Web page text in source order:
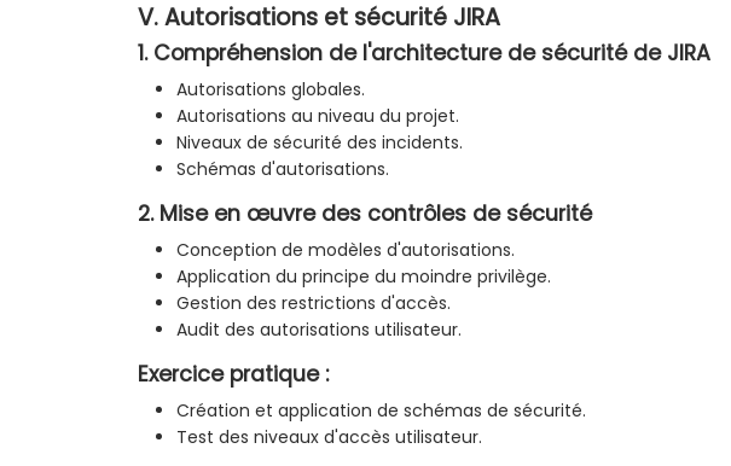
V. Autorisations et sécurité JIRA
1. Compréhension de l'architecture de sécurité de JIRA
Autorisations globales.
Autorisations au niveau du projet.
Niveaux de sécurité des incidents.
Schémas d'autorisations.
2. Mise en œuvre des contrôles de sécurité
Conception de modèles d'autorisations.
Application du principe du moindre privilège.
Gestion des restrictions d'accès.
Audit des autorisations utilisateur.
Exercice pratique :
Création et application de schémas de sécurité.
Test des niveaux d'accès utilisateur.